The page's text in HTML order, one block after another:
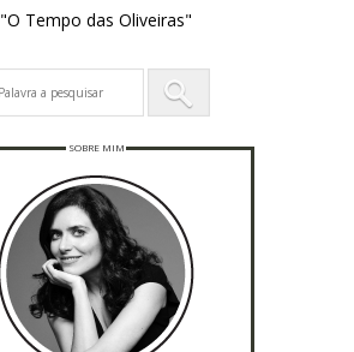
"O Tempo das Oliveiras"
SOBRE MIM